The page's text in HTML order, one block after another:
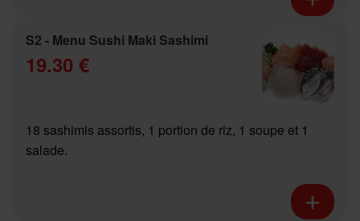
S2 - Menu Sushi Maki Sashimi
19.30 €
18 sashimis assortis, 1 portion de riz, 1 soupe et 1
salade.